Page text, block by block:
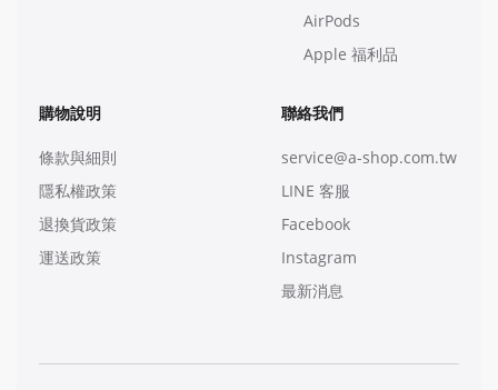
AirPods
Apple 福利品
購物說明
條款與細則
隱私權政策
退換貨政策
運送政策
聯絡我們
service@a-shop.com.tw
LINE 客服
Facebook
Instagram
最新消息